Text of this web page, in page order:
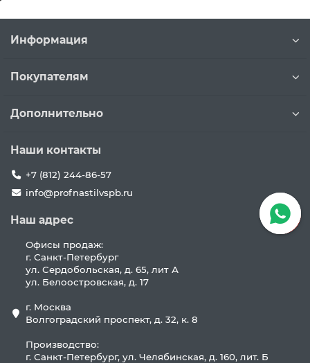
Информация
Покупателям
Дополнительно
Наши контакты
+7 (812) 244-86-57
info@profnastilvspb.ru
Наш адрес
Офисы продаж:
г. Санкт-Петербург
ул. Сердобольская, д. 65, лит А
ул. Белоостровская, д. 17
г. Москва
Волгоградский проспект, д. 32, к. 8
Производство:
г. Санкт-Петербург, ул. Челябинская, д. 160, лит. Б